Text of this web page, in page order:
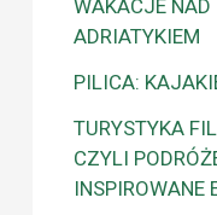
WAKACJE NAD
ADRIATYKIEM
PILICA:
TURYSTYKA
CZYLI
INSPIROWANE